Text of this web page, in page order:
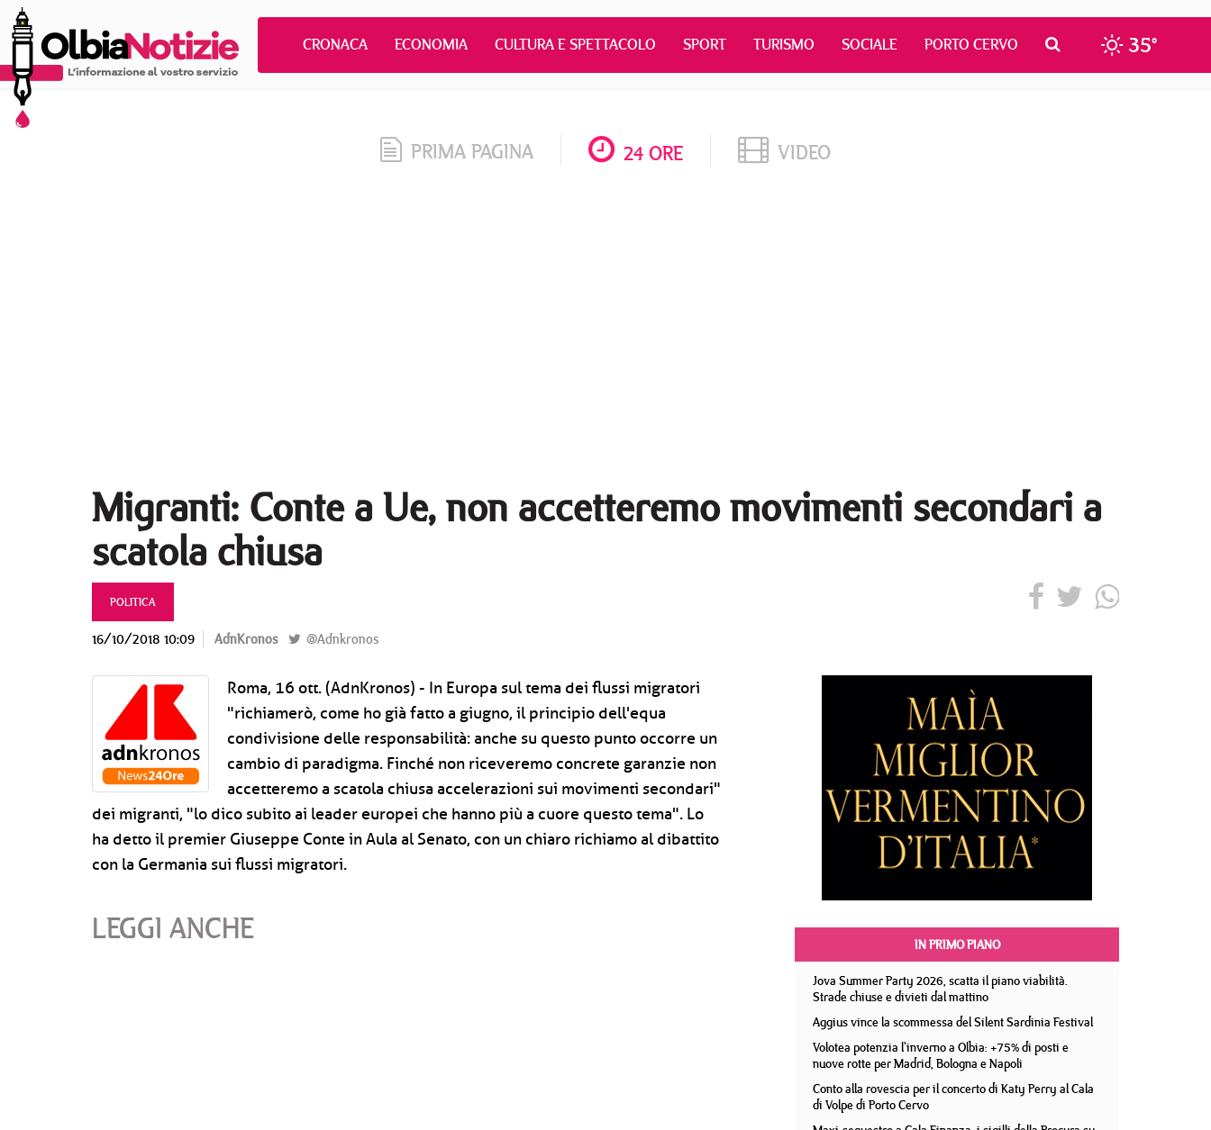
CRONACA ECONOMIA CULTURA E SPETTACOLO SPORT TURISMO SOCIALE PORTO CERVO 35°
PRIMA PAGINA 24 ORE VIDEO
Migranti: Conte a Ue, non accetteremo movimenti secondari a
scatola chiusa
POLITICA
16/10/2018 10:09 AdnKronos @Adnkronos
Roma, 16 ott. (AdnKronos) - In Europa sul tema dei flussi migratori
"richiamerò, come ho già fatto a giugno, il principio dell'equa
condivisione delle responsabilità: anche su questo punto occorre un
cambio di paradigma. Finché non riceveremo concrete garanzie non
accetteremo a scatola chiusa accelerazioni sui movimenti secondari"
dei migranti, "lo dico subito ai leader europei che hanno più a cuore questo tema". Lo
ha detto il premier Giuseppe Conte in Aula al Senato, con un chiaro richiamo al dibattito
con la Germania sui flussi migratori.
LEGGI ANCHE
IN PRIMO PIANO
Jova Summer Party 2026, scatta il piano viabilità.
Strade chiuse e divieti dal mattino
Aggius vince la scommessa del Silent Sardinia Festival
Volotea potenzia l'inverno a Olbia: +75% di posti e
nuove rotte per Madrid, Bologna e Napoli
Conto alla rovescia per il concerto di Katy Perry al Cala
di Volpe di Porto Cervo